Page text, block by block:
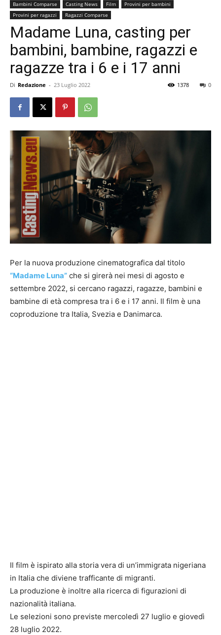
Bambini Comparse Casting News Film
Provini per bambini
Provini per ragazzi
Ragazzi Comparse
Madame Luna, casting per
bambini, bambine, ragazzi e
ragazze tra i 6 e i 17 anni
Di Redazione - 23 Luglio 2022 0
1378
Per la nuova produzione cinematografica dal titolo
“Madame Luna” che si girerà nei mesi di agosto e
settembre 2022, si cercano ragazzi, ragazze, bambini e
bambine di età compresa tra i 6 e i 17 anni. Il film è una
coproduzione tra Italia, Svezia e Danimarca.
Il film è ispirato alla storia vera di un’immigrata nigeriana
in Italia che diviene trafficante di migranti.
La produzione è inoltre alla ricerca di figurazioni di
nazionalità italiana.
Le selezioni sono previste mercoledì 27 luglio e giovedì
28 luglio 2022.